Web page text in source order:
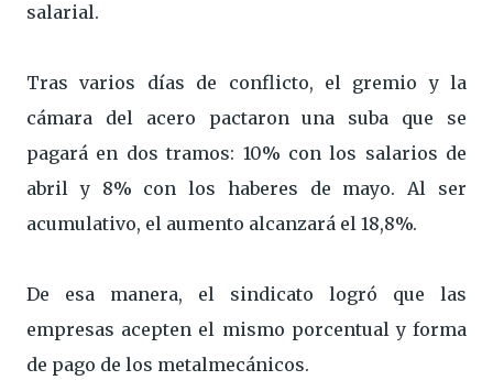
salarial.
Tras varios días de conflicto, el gremio y la
cámara del acero pactaron una suba que se
pagará en dos tramos: 10% con los salarios de
abril y 8% con los haberes de mayo. Al ser
acumulativo, el aumento alcanzará el 18,8%.
De esa manera, el sindicato logró que las
empresas acepten el mismo porcentual y forma
de pago de los metalmecánicos.